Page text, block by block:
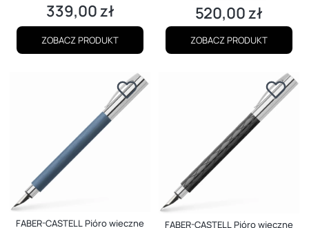
Cena
339,00 zł
ZOBACZ PRODUKT
Cena
520,00 zł
ZOBACZ PRODUKT
FABER-CASTELL Pióro wieczne FABER-CASTELL Pióro wieczne